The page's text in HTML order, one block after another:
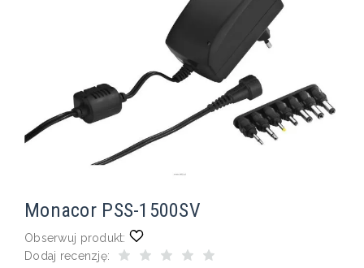
Monacor PSS-1500SV
Obserwuj produkt:
Dodaj recenzję: